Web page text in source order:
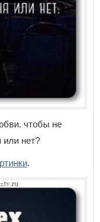
чтобы не
нет?
.